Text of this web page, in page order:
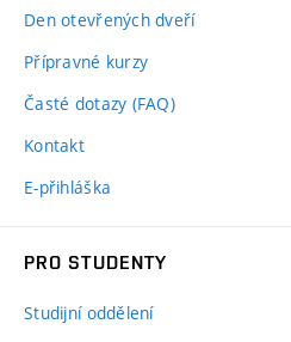
Den otevřených dveří
Přípravné kurzy
Časté dotazy (FAQ)
Kontakt
E-přihláška
PRO STUDENTY
Studijní oddělení